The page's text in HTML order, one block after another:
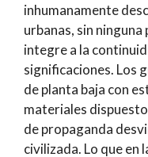
inhumanamente
urbanas, sin
integre a la
significaciones. Los
de planta baja con
materiales
de propaganda
civilizada. Lo que